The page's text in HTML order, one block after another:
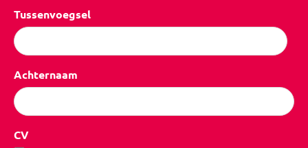
Tussenvoegsel
Achternaam
CV